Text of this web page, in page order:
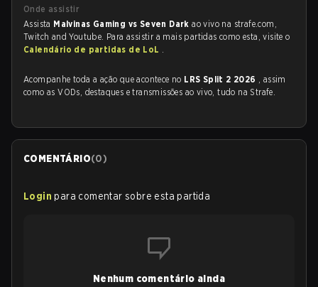
Onde assistir
Assista Malvinas Gaming vs Seven Darkao vivo na strafe.com,
Twitch and Youtube. Para assistir a mais partidas como esta, visite o
Calendário de partidas de LoL .
Acompanhe toda a ação que acontece no LRS Split 2 2026 , assim
como as VODs, destaques e transmissões ao vivo, tudo na Strafe.
COMENTÁRIO(0)
Login para comentar sobre esta partida
Nenhum comentário ainda